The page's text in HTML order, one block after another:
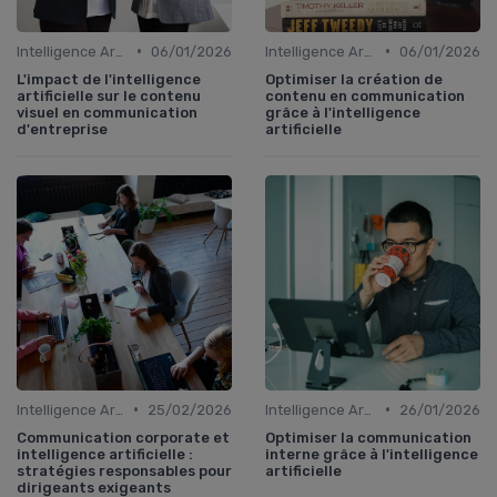
•
06/01/2026
L'impact de l'intelligence
artificielle sur le contenu
visuel en communication
d'entreprise
•
06/01/2026
Optimiser la création de
contenu en communication
grâce à l'intelligence
artificielle
•
25/02/2026
Communication corporate et
intelligence artificielle :
stratégies responsables pour
dirigeants exigeants
•
26/01/2026
Optimiser la communication
interne grâce à l'intelligence
artificielle